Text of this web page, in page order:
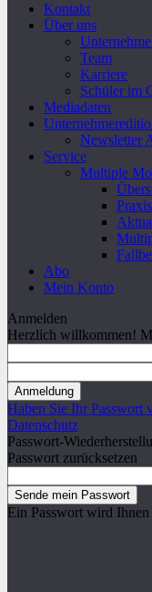
Kontakt
Über uns
Team
Karriere
Schüler im
Mediadaten
Newsletter
Service
Multiple
Abo
Mein Konto
Anmelden
Herzlich willkommen!
Haben Sie Ihr Passwort
Datenschutz
Passwort-
Passwort zurücksetzen
Ein Passwort wird